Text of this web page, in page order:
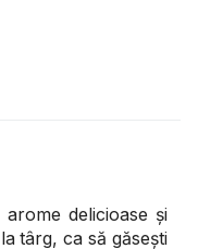
delicioase și
târg, ca să găsești